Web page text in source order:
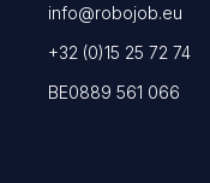
info@robojob.eu
+32 (0)15 25 72 74
BE0889 561 066